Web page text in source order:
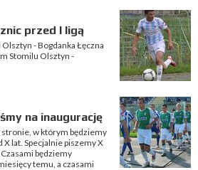
przed I ligą
- Bogdanka Łęczna
Stomilu Olsztyn -
na inaugurację
stronie, w którym będziemy
lat. Specjalnie piszemy X
będziemy
temu, a czasami